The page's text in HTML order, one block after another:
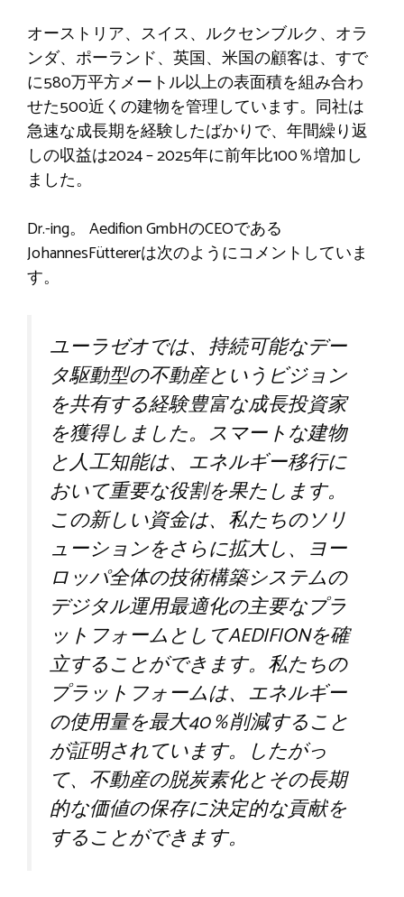
オーストリア、スイス、ルクセンブルク、オラ
ンダ、ポーランド、英国、米国の顧客は、すで
に580万平方メートル以上の表面積を組み合わ
せた500近くの建物を管理しています。同社は
急速な成長期を経験したばかりで、年間繰り返
しの収益は2024 – 2025年に前年比100％増加し
ました。
Dr.-ing。 Aedifion GmbHのCEOである
JohannesFüttererは次のようにコメントしていま
す。
ユーラゼオでは、持続可能なデー
タ駆動型の不動産というビジョン
を共有する経験豊富な成長投資家
を獲得しました。スマートな建物
と人工知能は、エネルギー移行に
おいて重要な役割を果たします。
この新しい資金は、私たちのソリ
ューションをさらに拡大し、ヨー
ロッパ全体の技術構築システムの
デジタル運用最適化の主要なプラ
ットフォームとしてAEDIFIONを確
立することができます。私たちの
プラットフォームは、エネルギー
の使用量を最大40％削減すること
が証明されています。したがっ
て、不動産の脱炭素化とその長期
的な価値の保存に決定的な貢献を
することができます。